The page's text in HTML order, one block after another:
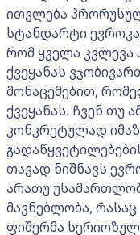
ითვლება
სტანდარტი
რომ ყველა კვლევა
ქვეყანას
მონაცემებით,
ქვეყანას. ჩვენ თუ
კონკრეტულად
თავად ნიშნავს
არათუ
მავნებლობა,
ფიშერმა